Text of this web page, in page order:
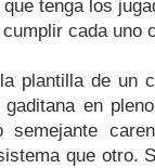
tenga los
cada uno
plantilla de un
en
semejante
que otro.